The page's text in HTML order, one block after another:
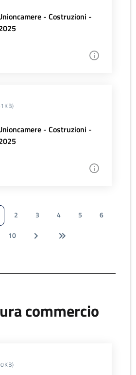
- Costruzioni -
- Costruzioni -
2 3 4 5
6
10
commercio